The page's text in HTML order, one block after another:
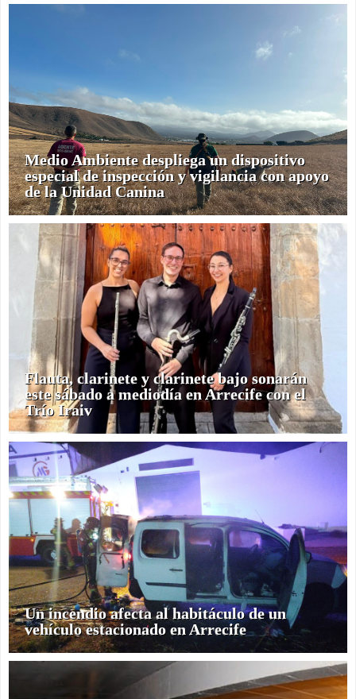
Medio Ambiente despliega un dispositivo
especial de inspección y vigilancia con apoyo
de la Unidad Canina
Flauta, clarinete y clarinete bajo sonarán
este sábado a mediodía en Arrecife con el
Trío Iraiv
Un incendio afecta al habitáculo de un
vehículo estacionado en Arrecife